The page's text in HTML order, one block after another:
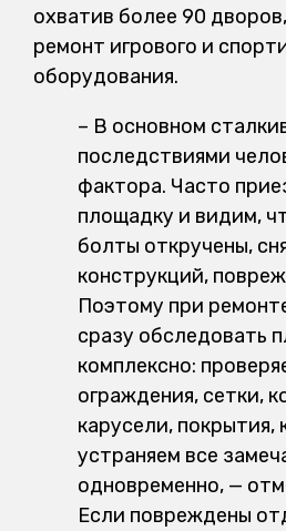
охватив более 90
ремонт игрового и
оборудования.
– В основном
последствиями
фактора. Часто
площадку и видим,
болты откручены,
конструкций,
Поэтому при
сразу обследовать
комплексно:
ограждения, сетки,
карусели, покрытия,
устраняем все
одновременно, —
Если повреждены